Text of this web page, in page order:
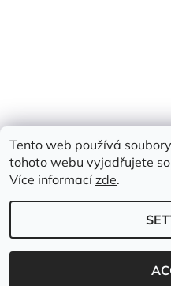
2026 ©
Tento web používá
tohoto webu vyjadřujete
Více informacízde.